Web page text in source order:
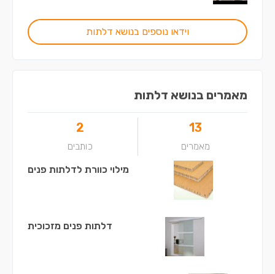
וידאו נוספים בנושא דלתות
מאמרים בנושא דלתות
13
מאמרים
2
כותבים
מילוי כוורת לדלתות פנים
דלתות פנים מזכוכית